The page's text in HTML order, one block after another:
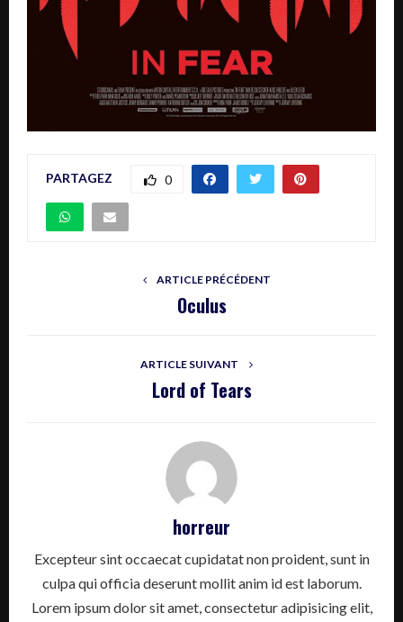
PARTAGEZ 0
ARTICLE PRÉCÉDENT
Oculus
ARTICLE SUIVANT
Lord of Tears
horreur
Excepteur sint occaecat cupidatat non proident, sunt in
culpa qui officia deserunt mollit anim id est laborum.
Lorem ipsum dolor sit amet, consectetur adipisicing elit,